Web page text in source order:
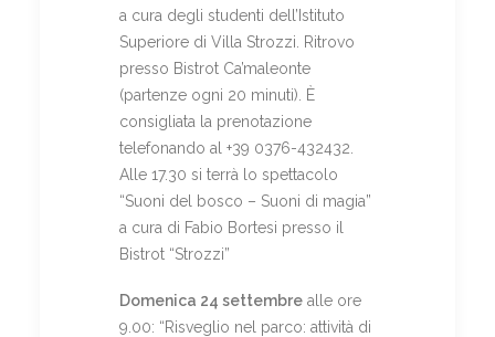
a cura degli studenti dell’Istituto
Superiore di Villa Strozzi. Ritrovo
presso Bistrot Ca’maleonte
(partenze ogni 20 minuti). È
consigliata la prenotazione
telefonando al +39 0376-432432.
Alle 17.30 si terrà lo spettacolo
“Suoni del bosco – Suoni di magia”
a cura di Fabio Bortesi presso il
Bistrot “Strozzi”
Domenica 24 settembre alle ore
9.00: “Risveglio nel parco: attività di